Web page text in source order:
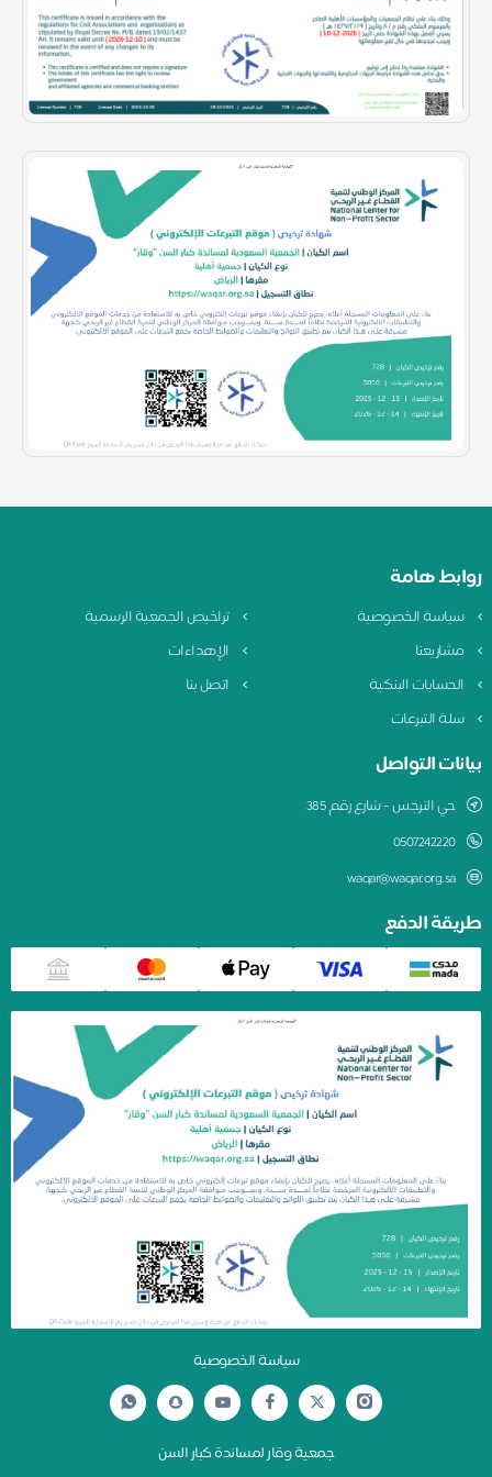
هامة
الخصوصية
تراخيص الجمعية الرسمية
الإهداءات
البنكية
اتصل بنا
التبرعات
التواصل
النرجس - شارع رقم 385
الدفع
سياسة الخصوصية
جمعية وقار لمساندة كبار السن